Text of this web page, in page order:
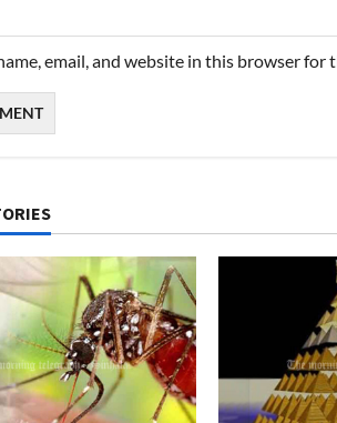
email, and website in this browser for